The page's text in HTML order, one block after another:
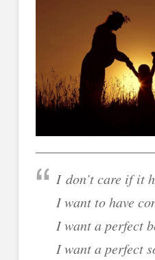
I don’t care if it
I want to have
I want a perfect
I want a perfect